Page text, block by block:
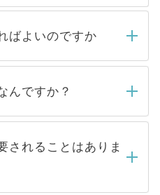
ばよいのですか
たら、弊社担当者がご
その後メールもしくは
以内にはご連絡をせて
しばらくお待ちくださ
んですか？
取り扱っている求人の
サイトからご覧いただ
」です。非公開求人は
、一般には公開してい
されることはありま